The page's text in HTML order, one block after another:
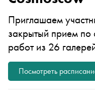
Приглашаем
закрытый прием по
работ из 26
Посмотреть